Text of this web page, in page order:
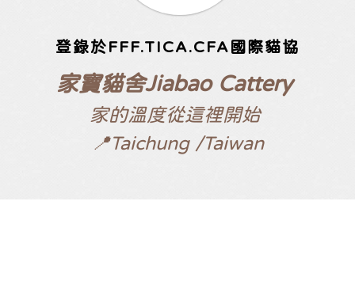
登錄於FFF.TICA.CFA國際貓協
家寶貓舍Jiabao Cattery
家的溫度從這裡開始
📍Taichung /Taiwan
instagram